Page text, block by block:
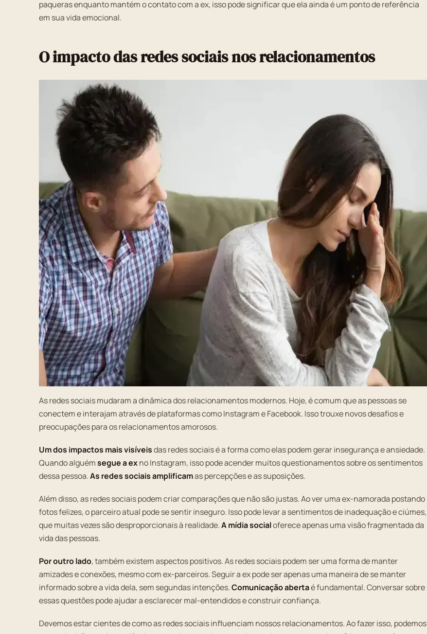
paqueras enquanto mantém o contato com a ex, isso pode significar que ela ainda é um ponto de referência
em sua vida emocional.
O impacto das redes sociais nos relacionamentos
As redes sociais mudaram a dinâmica dos relacionamentos modernos. Hoje, é comum que as pessoas se
conectem e interajam através de plataformas como Instagram e Facebook. Isso trouxe novos desafios e
preocupações para os relacionamentos amorosos.
Um dos impactos mais visíveisdas redes sociais é a forma como elas podem gerar insegurança e ansiedade.
Quando alguémsegue a exno Instagram, isso pode acender muitos questionamentos sobre os sentimentos
dessa pessoa.As redes sociais amplificamas percepções e as suposições.
Além disso, as redes sociais podem criar comparações que não são justas. Ao ver uma ex-namorada postando
fotos felizes, o parceiro atual pode se sentir inseguro. Isso pode levar a sentimentos de inadequação e ciúmes,
que muitas vezes são desproporcionais à realidade.A mídia socialoferece apenas uma visão fragmentada da
vida das pessoas.
Por outro lado, também existem aspectos positivos. As redes sociais podem ser uma forma de manter
amizades e conexões, mesmo com ex-parceiros. Seguir a ex pode ser apenas uma maneira de se manter
informado sobre a vida dela, sem segundas intenções.Comunicação abertaé fundamental. Conversar sobre
essas questões pode ajudar a esclarecer mal-entendidos e construir confiança.
Devemos estar cientes de como as redes sociais influenciam nossos relacionamentos. Ao fazer isso, podemos